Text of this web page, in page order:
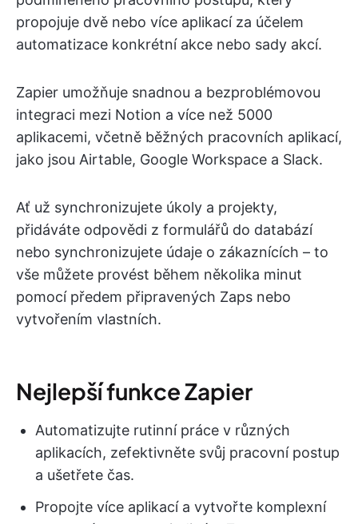
propojuje dvě nebo více aplikací za účelem
automatizace konkrétní akce nebo sady akcí.
Zapier umožňuje snadnou a bezproblémovou
integraci mezi Notion a více než 5000
aplikacemi, včetně běžných pracovních aplikací,
jako jsou Airtable, Google Workspace a Slack.
Ať už synchronizujete úkoly a projekty,
přidáváte odpovědi z formulářů do databází
nebo synchronizujete údaje o zákaznících – to
vše můžete provést během několika minut
pomocí předem připravených Zaps nebo
vytvořením vlastních.
Nejlepší funkce Zapier
Automatizujte rutinní práce v různých
aplikacích, zefektivněte svůj pracovní postup
a ušetřete čas.
Propojte více aplikací a vytvořte komplexní